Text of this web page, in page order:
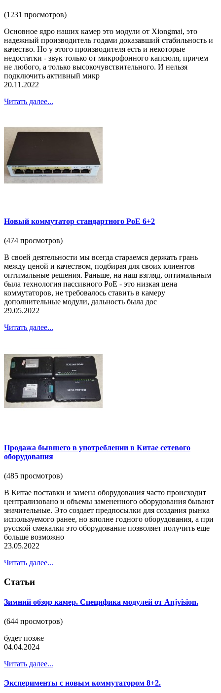
(1231 просмотров)
Основное ядро наших камер это модули от Xiongmai, это
надежный производитель годами доказавший стабильность и
качество. Но у этого производителя есть и некоторые
недостатки - звук только от микрофонного капсюля, причем
не любого, а только высокочувствительного. И нельзя
подключить активный микр
20.11.2022
Читать далее...
Новый коммутатор стандартного PoE 6+2
(474 просмотров)
В своей деятельности мы всегда стараемся держать грань
между ценой и качеством, подбирая для своих клиентов
оптимальные решения. Раньше, на наш взгляд, оптимальным
была технология пассивного РоЕ - это низкая цена
коммутаторов, не требовалось ставить в камеру
дополнительные модули, дальность была дос
29.05.2022
Читать далее...
Продажа бывшего в употреблении в Китае сетевого
оборудования
(485 просмотров)
В Китае поставки и замена оборудования часто происходит
централизовано и объемы замененного оборудования бывают
значительные. Это создает предпосылки для создания рынка
используемого ранее, но вполне годного оборудования, а при
русской смекалки это оборудование позволяет получить еще
больше возможно
23.05.2022
Читать далее...
Статьи
Зимний обзор камер. Специфика модулей от Anjvision.
(644 просмотров)
будет позже
04.04.2024
Читать далее...
Эксперименты с новым коммутатором 8+2.